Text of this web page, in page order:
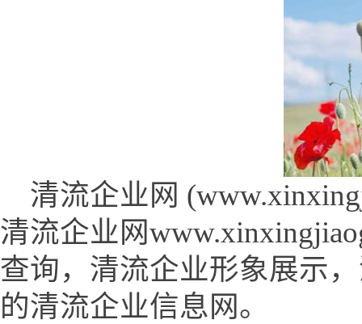
清流企业网
清流企业网
查询，清流企业形象展示
的清流企业信息网。